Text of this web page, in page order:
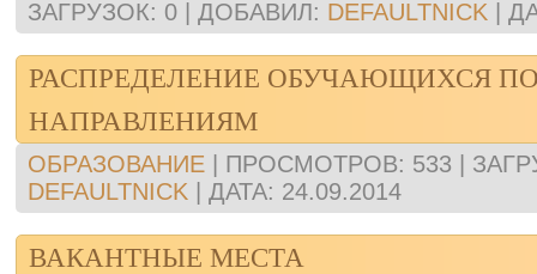
ЗАГРУЗОК: 0 ДОБАВИЛ: DEFAULTNICK
РАСПРЕДЕЛЕНИЕ ОБУЧАЮЩИХСЯ
НАПРАВЛЕНИЯМ
ОБРАЗОВАНИЕ ПРОСМОТРОВ: 533
DEFAULTNICK
ДАТА: 24.09.2014
ВАКАНТНЫЕ МЕСТА